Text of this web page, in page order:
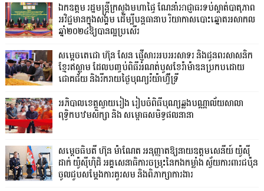
ឯកឧត្តម រដ្ឋមន្ត្រីក្រសួងមហាផ្ទៃ ណែនាំអាជ្ញាធរទប់ស្កាត់បាតុភាព
អវិជ្ជមានក្នុងសង្គម ដើម្បីបន្តធានាប រិយាកាសបោះឆ្នោតអសាកល
ឆ្នាំ២០២៤ឱ្យបានល្អប្រសើរ
សម្ដេចតេជោ ហ៊ុន សែន ផ្ញើសារអបអរសាទរ និងជូនពរសាសនិក
ខ្មែរឥស្លាម ដែលបញ្ចប់ពិធីអំណត់បួសខែរ៉ាម៉ាឌនប្រកបដោយ
ជោគជ័យ និងរីករាយថ្ងៃបុណ្យរ៉យ៉ាហ៊្វីទ្រី
អភិបាលខេត្តស្វាយរៀង រៀបចំពិធីបុណ្យឆ្លងបណ្ណាល័យសាលា
ពុទ្ធិកបឋមសិក្សា និង សម្ពោធសមិទ្ធផលនានា
សម្តេចធិបតី ហ៊ុន ម៉ាណែត អនុញ្ញាតឱ្យនាយឧត្តមសេនីយ៍ យ៉ូស៊ី
ដាក់ យ៉ូស៊ីហ៊ិដិ អគ្គសេនាធិការចម្រុះនៃកងកម្លាំង ស្វ័យការពារជប៉ុន
ចូលជួបសម្តែងការគួរសម និងពិភាក្សាការងារ